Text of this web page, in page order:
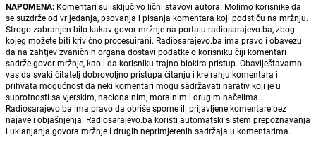
NAPOMENA: Komentari su isključivo lični stavovi autora. Molimo korisnike da
se suzdrže od vrijeđanja, psovanja i pisanja komentara koji podstiču na mržnju.
Strogo zabranjen bilo kakav govor mržnje na portalu radiosarajevo.ba, zbog
kojeg možete biti krivično procesuirani. Radiosarajevo.ba ima pravo i obavezu
da na zahtjev zvaničnih organa dostavi podatke o korisniku čiji komentari
sadrže govor mržnje, kao i da korisniku trajno blokira pristup. Obaviještavamo
vas da svaki čitatelj dobrovoljno pristupa čitanju i kreiranju komentara i
prihvata mogućnost da neki komentari mogu sadržavati narativ koji je u
suprotnosti sa vjerskim, nacionalnim, moralnim i drugim načelima.
Radiosarajevo.ba ima pravo da obriše sporne ili prijavljene komentare bez
najave i objašnjenja. Radiosarajevo.ba koristi automatski sistem prepoznavanja
i uklanjanja govora mržnje i drugih neprimjerenih sadržaja u komentarima.